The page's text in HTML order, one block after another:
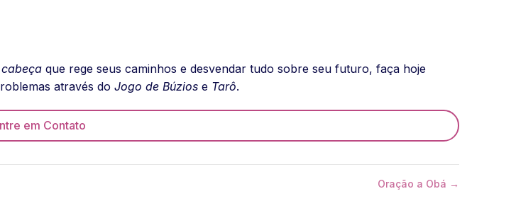
que rege seus caminhos e desvendar tudo sobre seu futuro, faça hoje
através do Jogo de Búzios e Tarô.
em Contato
Oração a Obá →